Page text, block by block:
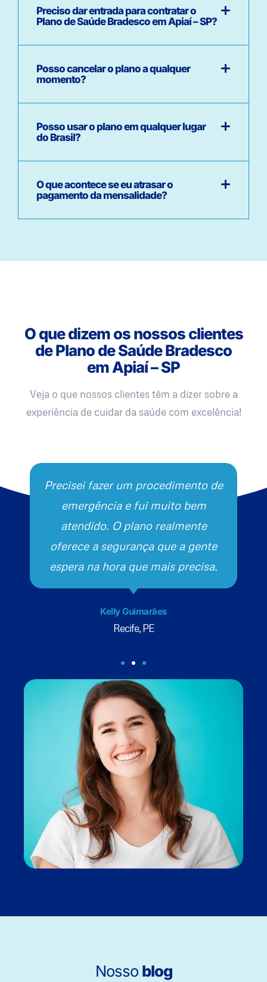
Preciso dar entrada para contratar o
Plano de Saúde Bradesco em Apiaí – SP?
Posso cancelar o plano a qualquer
momento?
Posso usar o plano em qualquer lugar
do Brasil?
O que acontece se eu atrasar o
pagamento da mensalidade?
O que dizem os nossos clientes
de Plano de Saúde Bradesco
em Apiaí – SP
Veja o que nossos clientes têm a dizer sobre a
experiência de cuidar da saúde com excelência!
Precisei fazer um procedimento de
emergência e fui muito bem
atendido. O plano realmente
oferece a segurança que a gente
espera na hora que mais precisa.
Kelly Guimarães
Recife, PE
Nosso blog